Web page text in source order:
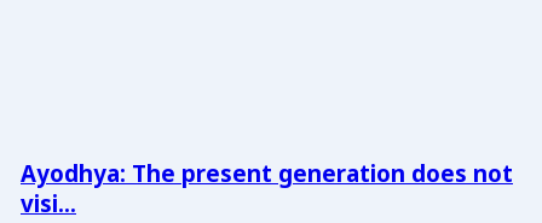
Ayodhya: The present generation does not
visi...